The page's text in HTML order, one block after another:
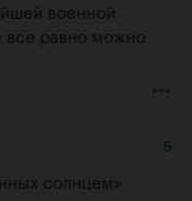
военной
все равно можно
5
солнцем»